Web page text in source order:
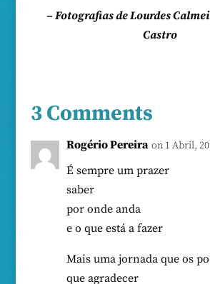
– Fotografias de Lourdes
Castro
3 Comments
Rogério Pereira on 1 Abril,
É sempre um prazer
saber
por onde anda
e o que está a fazer
Mais uma jornada que os
que agradecer